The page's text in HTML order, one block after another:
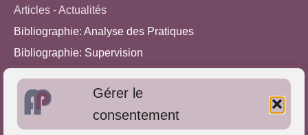
Gérer le
consentement
Articles - Actualités
Bibliographie: Analyse des Pratiques
Bibliographie: Supervision
Approches de l'Analyse des pratiques